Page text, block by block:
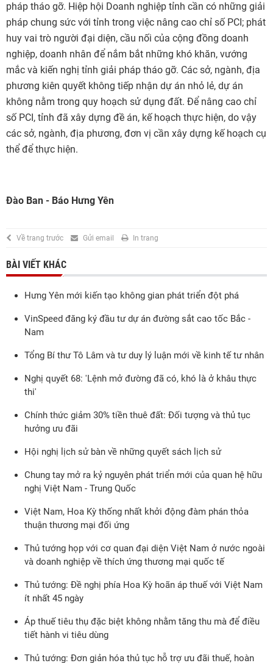
pháp tháo gỡ. Hiệp hội Doanh nghiệp tỉnh cần có những giải
pháp chung sức với tỉnh trong việc nâng cao chỉ số PCI; phát
huy vai trò người đại diện, cầu nối của cộng đồng doanh
nghiệp, doanh nhân để nắm bắt những khó khăn, vướng
mắc và kiến nghị tỉnh giải pháp tháo gỡ. Các sở, ngành, địa
phương kiên quyết không tiếp nhận dự án nhỏ lẻ, dự án
không nằm trong quy hoạch sử dụng đất. Để nâng cao chỉ
số PCI, tỉnh đã xây dựng đề án, kế hoạch thực hiện, do vậy
các sở, ngành, địa phương, đơn vị cần xây dựng kế hoạch cụ
thể để thực hiện.
Đào Ban - Báo Hưng Yên
Về trang trước Gửi email In trang
BÀI VIẾT KHÁC
Hưng Yên mới kiến tạo không gian phát triển đột phá
VinSpeed đăng ký đầu tư dự án đường sắt cao tốc Bắc -
Nam
Tổng Bí thư Tô Lâm và tư duy lý luận mới về kinh tế tư nhân
Nghị quyết 68: 'Lệnh mở đường đã có, khó là ở khâu thực
thi'
Chính thức giảm 30% tiền thuê đất: Đối tượng và thủ tục
hưởng ưu đãi
Hội nghị lịch sử bàn về những quyết sách lịch sử
Chung tay mở ra kỷ nguyên phát triển mới của quan hệ hữu
nghị Việt Nam - Trung Quốc
Việt Nam, Hoa Kỳ thống nhất khởi động đàm phán thỏa
thuận thương mại đối ứng
Thủ tướng họp với cơ quan đại diện Việt Nam ở nước ngoài
và doanh nghiệp về thích ứng thương mại quốc tế
Thủ tướng: Đề nghị phía Hoa Kỳ hoãn áp thuế với Việt Nam
ít nhất 45 ngày
Áp thuế tiêu thụ đặc biệt không nhằm tăng thu mà để điều
tiết hành vi tiêu dùng
Thủ tướng: Đơn giản hóa thủ tục hỗ trợ ưu đãi thuế, hoàn